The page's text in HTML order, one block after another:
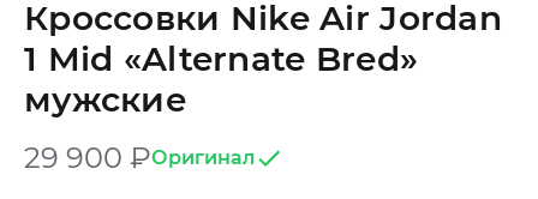
Кроссовки Nike Air Jordan
1 Mid «Alternate Bred»
мужские
29 900 ₽Оригинал